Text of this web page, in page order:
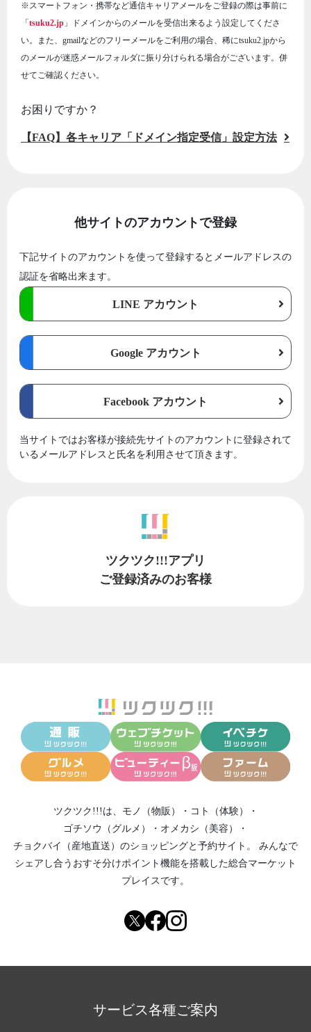
※スマートフォン・携帯など通信キャリアメールをご登録の際は事前に
「 tsuku2.jp 」ドメインからのメールを受信出来るよう設定してくださ
い。また、gmailなどのフリーメールをご利用の場合、稀にtsuku2.jpから
のメールが迷惑メールフォルダに振り分けられる場合がございます。併
せてご確認ください。
お困りですか？
【FAQ】各キャリア「ドメイン指定受信」設定方法
他サイトのアカウントで登録
下記サイトのアカウントを使って登録するとメールアドレスの
認証を省略出来ます。
LINE アカウント
Google アカウント
Facebook アカウント
当サイトではお客様が接続先サイトのアカウントに登録されて
いるメールアドレスと氏名を利用させて頂きます。
ツクツク!!!アプリ
ご登録済みのお客様
ツクツク!!!は、 モノ（物販） ・ コト（体験）
・
ゴチソウ（グルメ）
・ オメカシ（美容）
・
チョクバイ（産地直送） のショッピングと予約サイト。
みんなで
シェアし合う おすそ分けポイント機能を搭載した総合マーケット
プレイスです。
サービス各種ご案内